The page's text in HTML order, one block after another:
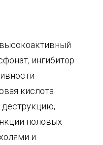
ингибитор
кислота
половых
и